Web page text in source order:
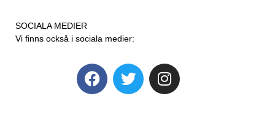
SOCIALA MEDIER
Vi finns också i sociala medier: